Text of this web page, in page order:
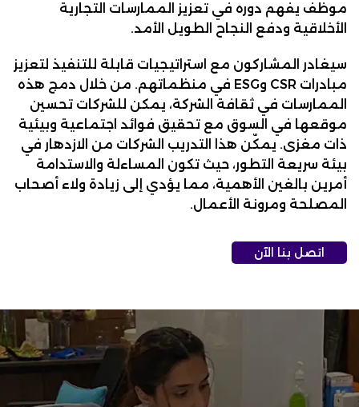
موظف يفهم دوره في تعزيز الممارسات التجارية
الأخلاقية ودفع النجاح الطويل الأمد.
سيغادر المشاركون مع استراتيجيات قابلة للتنفيذ لتعزيز
مبادرات CSR وESG في منظماتهم. من خلال دمج هذه
الممارسات في ثقافة الشركة، يمكن للشركات تحسين
موقعها في السوق مع تحقيق فوائد اجتماعية وبيئية
ذات مغزى. يمكّن هذا التدريب الشركات من الازدهار في
بيئة سريعة التطور، حيث تكون المساءلة والاستدامة
أمرين بالغين الأهمية، مما يؤدي إلى زيادة ولاء أصحاب
المصلحة ومرونة الأعمال.
اتصل بنا الآن